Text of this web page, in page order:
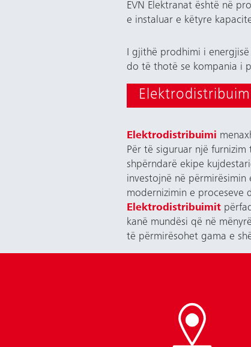
EVN Elektranat është në
e instaluar e këtyre
I gjithë prodhimi i
do të thotë se kompania i
Elektrodistribuimi
Për të siguruar një
shpërndarë ekipe
investojnë në
modernizimin e proceseve
Elektrodistribuimit
kanë mundësi që në
të përmirësohet gama e